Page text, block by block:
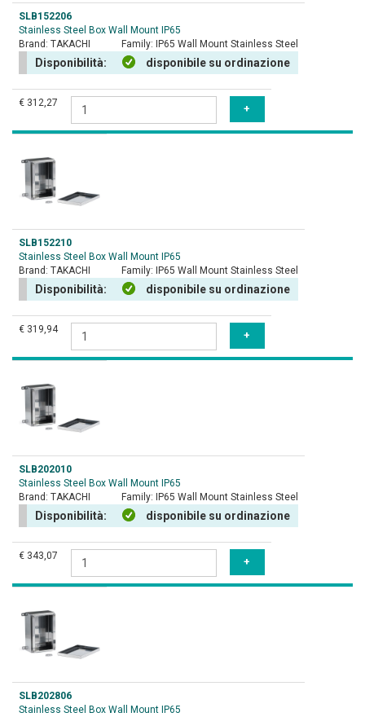
SLB152206
Stainless Steel Box Wall Mount IP65
Brand: TAKACHI Family: IP65 Wall Mount Stainless Steel
Disponibilità: disponibile su ordinazione
€ 312,27
SLB152210
Stainless Steel Box Wall Mount IP65
Brand: TAKACHI Family: IP65 Wall Mount Stainless Steel
Disponibilità: disponibile su ordinazione
€ 319,94
SLB202010
Stainless Steel Box Wall Mount IP65
Brand: TAKACHI Family: IP65 Wall Mount Stainless Steel
Disponibilità: disponibile su ordinazione
€ 343,07
SLB202806
Stainless Steel Box Wall Mount IP65